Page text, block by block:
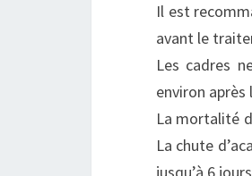
Il est
avant le
Les cadres
environ
La mortalité
La chute